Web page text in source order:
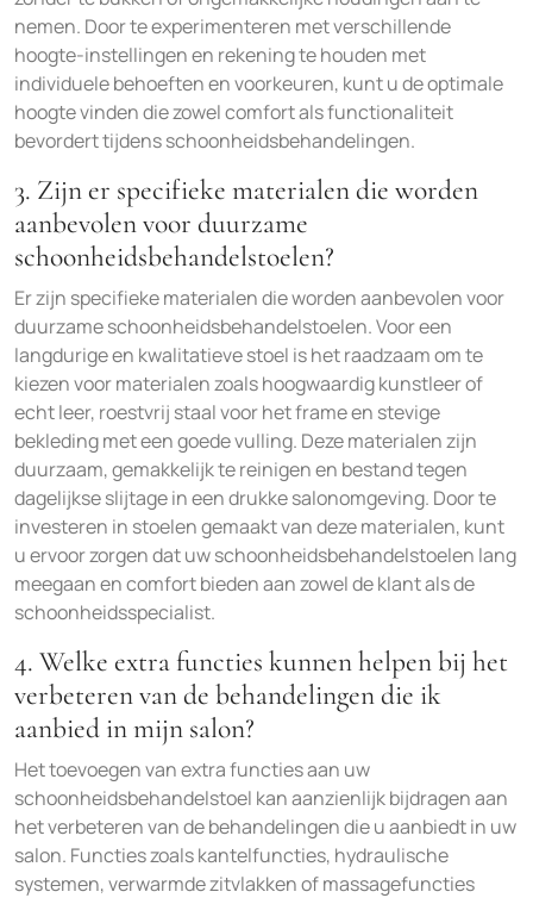
nemen. Door te experimenteren met verschillende
hoogte-instellingen en rekening te houden met
individuele behoeften en voorkeuren, kunt u de optimale
hoogte vinden die zowel comfort als functionaliteit
bevordert tijdens schoonheidsbehandelingen.
3. Zijn er specifieke materialen die worden
aanbevolen voor duurzame
schoonheidsbehandelstoelen?
Er zijn specifieke materialen die worden aanbevolen voor
duurzame schoonheidsbehandelstoelen. Voor een
langdurige en kwalitatieve stoel is het raadzaam om te
kiezen voor materialen zoals hoogwaardig kunstleer of
echt leer, roestvrij staal voor het frame en stevige
bekleding met een goede vulling. Deze materialen zijn
duurzaam, gemakkelijk te reinigen en bestand tegen
dagelijkse slijtage in een drukke salonomgeving. Door te
investeren in stoelen gemaakt van deze materialen, kunt
u ervoor zorgen dat uw schoonheidsbehandelstoelen lang
meegaan en comfort bieden aan zowel de klant als de
schoonheidsspecialist.
4. Welke extra functies kunnen helpen bij het
verbeteren van de behandelingen die ik
aanbied in mijn salon?
Het toevoegen van extra functies aan uw
schoonheidsbehandelstoel kan aanzienlijk bijdragen aan
het verbeteren van de behandelingen die u aanbiedt in uw
salon. Functies zoals kantelfuncties, hydraulische
systemen, verwarmde zitvlakken of massagefuncties